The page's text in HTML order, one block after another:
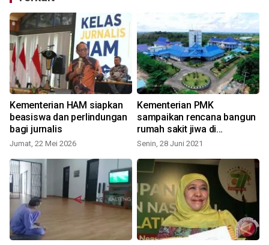
Kementerian HAM siapkan
beasiswa dan perlindungan
bagi jurnalis
Jumat, 22 Mei 2026
Kementerian PMK
sampaikan rencana bangun
rumah sakit jiwa di
Gorontalo
Senin, 28 Juni 2021